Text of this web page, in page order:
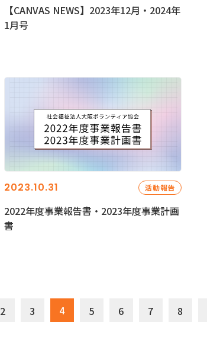
【CANVAS NEWS】2023年12月・2024年
1月号
2023.10.31 活動報告
2022年度事業報告書・2023年度事業計画
書
2 3 4 5 6 7 8